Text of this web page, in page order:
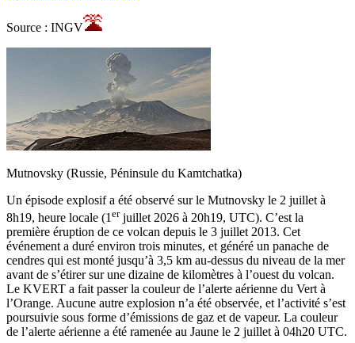
Source : INGV
Mutnovsky (Russie, Péninsule du Kamtchatka)
Un épisode explosif a été observé sur le Mutnovsky le 2 juillet à
8h19, heure locale (1 erjuillet 2026 à 20h19, UTC). C’est la
première éruption de ce volcan depuis le 3 juillet 2013. Cet
événement a duré environ trois minutes, et généré un panache de
cendres qui est monté jusqu’à 3,5 km au-dessus du niveau de la mer
avant de s’étirer sur une dizaine de kilomètres à l’ouest du volcan.
Le KVERT a fait passer la couleur de l’alerte aérienne du Vert à
l’Orange. Aucune autre explosion n’a été observée, et l’activité s’est
poursuivie sous forme d’émissions de gaz et de vapeur. La couleur
de l’alerte aérienne a été ramenée au Jaune le 2 juillet à 04h20 UTC.